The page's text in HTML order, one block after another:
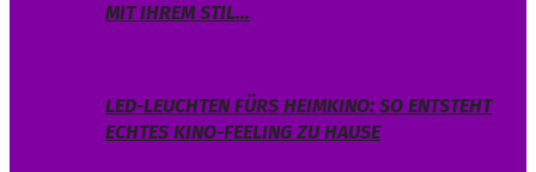
MIT IHREM STIL…
LED-LEUCHTEN FÜRS HEIMKINO: SO ENTSTEHT
ECHTES KINO-FEELING ZU HAUSE